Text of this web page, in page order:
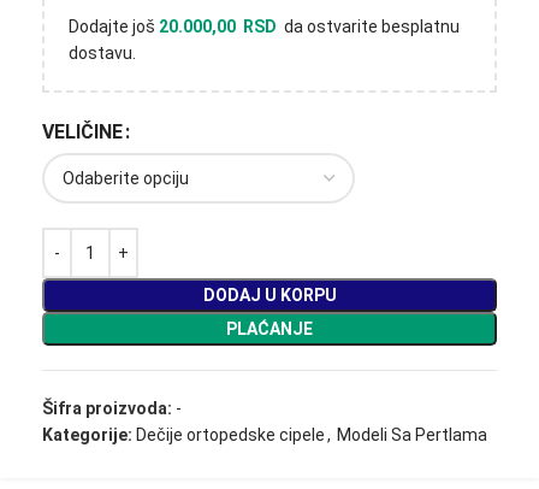
Dodajte još 20.000,00 RSD da ostvarite besplatnu
dostavu.
VELIČINE
DODAJ U KORPU
PLAĆANJE
Šifra proizvoda: -
Kategorije: Dečije ortopedske cipele, Modeli Sa Pertlama